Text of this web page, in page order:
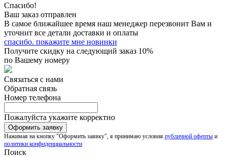
Спасибо!
Ваш заказ отправлен
В самое ближайшее время наш менеджер перезвонит Вам и
уточнит все детали доставки и оплаты
спасибо. покажите мне новинки
Получите скидку на следующий заказ 10%
по Вашему номеру
Связаться с нами
Обратная связь
Номер телефона
Пожалуйста укажите корректно
Нажимая на кнопку "Оформить заявку", я принимаю условия публичной оферты и
политики конфиденциальности
Поиск